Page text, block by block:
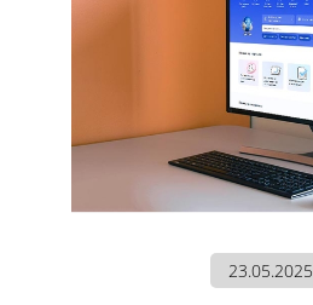
23.05.2025